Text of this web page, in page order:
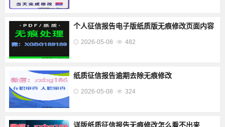
个人征信报告电子版纸质版无痕修改页面内容
2026-05-08 482
纸质征信报告逾期去除无痕修改
2026-05-08 324
详版纸质征信报告无痕修改怎么看不出来